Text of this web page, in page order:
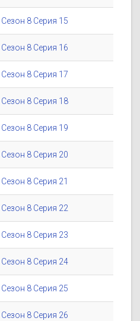
8 Серия 15
8 Серия 16
8 Серия 17
8 Серия 18
8 Серия 19
8 Серия 20
8 Серия 21
8 Серия 22
8 Серия 23
8 Серия 24
8 Серия 25
8 Серия 26